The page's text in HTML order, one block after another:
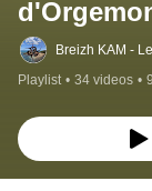
Breizh KAM -
Playlist • 34 videos •